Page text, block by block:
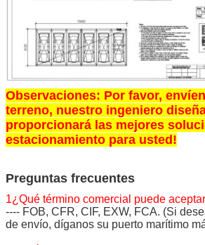
Observaciones: Por favor,
terreno, nuestro ingeniero
proporcionará las mejores
estacionamiento para usted!
Preguntas frecuentes
1¿Qué término comercial puede
---- FOB, CFR, CIF, EXW, FCA. (Si
de envío, díganos su puerto marítimo